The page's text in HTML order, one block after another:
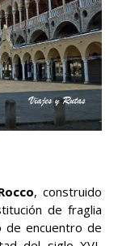
, construido
de fraglia
de encuentro de